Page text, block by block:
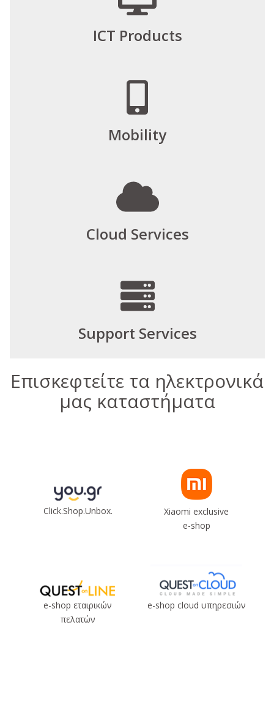
ICT Products
Mobility
Cloud Services
Support Services
Επισκεφτείτε τα ηλεκτρονικά
μας καταστήματα
Click.Shop.Unbox.
Xiaomi exclusive
e-shop
e-shop εταιρικών
πελατών
e-shop cloud υπηρεσιών